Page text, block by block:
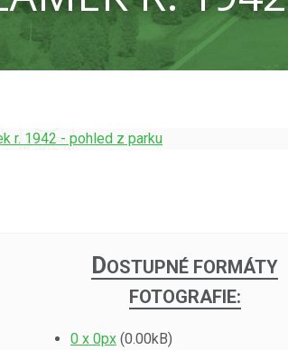
DOSTUPNÉ FORMÁTY
FOTOGRAFIE:
0 x 0px (0.00kB)